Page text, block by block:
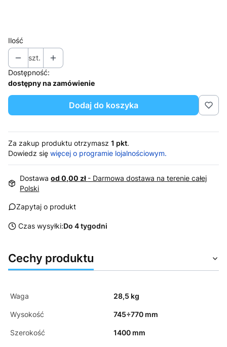
Ilość
szt.
Dostępność:
dostępny na zamówienie
Dodaj do koszyka
Za zakup produktu otrzymasz 1 pkt.
Dowiedz się więcej o programie lojalnościowym.
Dostawaod 0,00 zł - Darmowa dostawa na terenie całej
Polski
Zapytaj o produkt
Czas wysyłki:Do 4 tygodni
Cechy produktu
Waga 28,5 kg
Wysokość 745÷770 mm
Szerokość 1400 mm